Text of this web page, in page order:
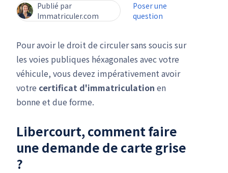
Publié par
Immatriculer.com
Poser une
question
Pour avoir le droit de circuler sans soucis sur
les voies publiques héxagonales avec votre
véhicule, vous devez impérativement avoir
votre certificat d'immatriculation en
bonne et due forme.
Libercourt, comment faire
une demande de carte grise
?